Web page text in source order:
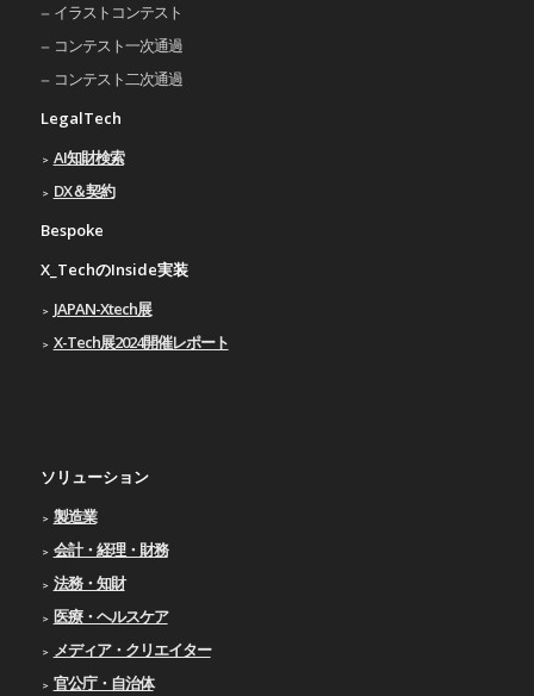
イラストコンテスト
コンテスト一次通過
コンテスト二次通過
LegalTech
AI知財検索
DX＆契約
Bespoke
X_TechのInside実装
JAPAN-Xtech展
X-Tech展2024開催レポート
ソリューション
製造業
会計・経理・財務
法務・知財
医療・ヘルスケア
メディア・クリエイター
官公庁・自治体